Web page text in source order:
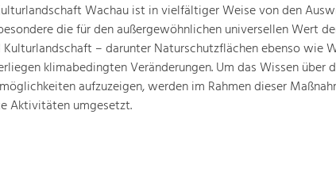
Wachau ist in vielfältiger Weise von den
die für den außergewöhnlichen universellen Wert
– darunter Naturschutzflächen ebenso wie
klimabedingten Veränderungen. Um das Wissen über
aufzuzeigen, werden im Rahmen dieser
Aktivitäten umgesetzt.